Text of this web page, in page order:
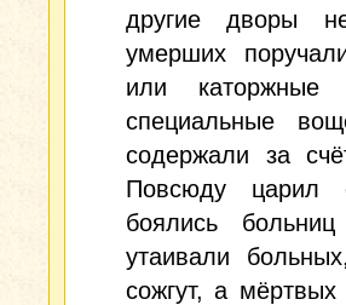
другие дворы
умерших
или
специальные
содержали за
Повсюду
боялись
утаивали
сожгут, а